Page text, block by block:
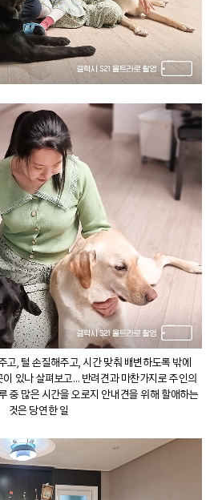
, 털 손질해주고, 시간 맞춰 배변하도록 밖에
있나 살펴보고… 반려견과 마찬가지로 주인의
중 많은 시간을 오로지 안내견을 위해 할애하는
것은 당연한 일